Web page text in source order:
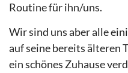
Routine für ihn/uns.
Wir sind uns aber alle
auf seine bereits älteren
ein schönes Zuhause